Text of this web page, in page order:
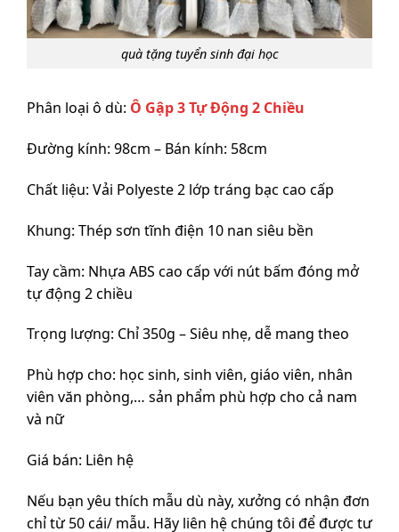
quà tặng tuyển sinh đại học
Phân loại ô dù: Ô Gập 3 Tự Động 2 Chiều
Đường kính: 98cm – Bán kính: 58cm
Chất liệu: Vải Polyeste 2 lớp tráng bạc cao cấp
Khung: Thép sơn tĩnh điện 10 nan siêu bền
Tay cầm: Nhựa ABS cao cấp với nút bấm đóng mở
tự động 2 chiều
Trọng lượng: Chỉ 350g – Siêu nhẹ, dễ mang theo
Phù hợp cho: học sinh, sinh viên, giáo viên, nhân
viên văn phòng,… sản phẩm phù hợp cho cả nam
và nữ
Giá bán: Liên hệ
Nếu bạn yêu thích mẫu dù này, xưởng có nhận đơn
chỉ từ 50 cái/ mẫu. Hãy liên hệ chúng tôi để được tư